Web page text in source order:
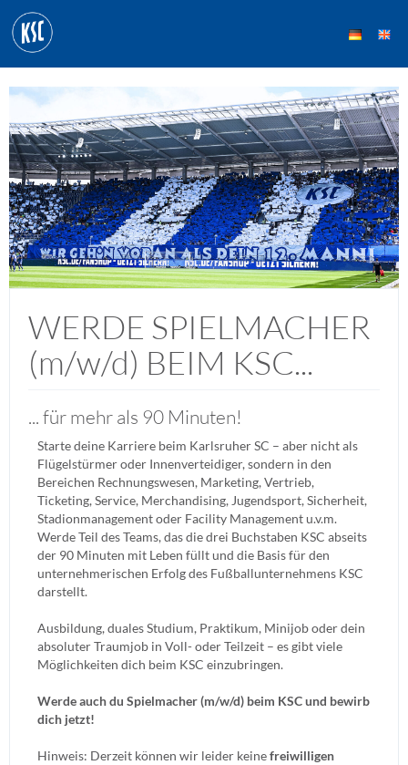
WERDE SPIELMACHER
(m/w/d) BEIM KSC...
... für mehr als 90 Minuten!
Starte deine Karriere beim Karlsruher SC – aber nicht als
Flügelstürmer oder Innenverteidiger, sondern in den
Bereichen Rechnungswesen, Marketing, Vertrieb,
Ticketing, Service, Merchandising, Jugendsport, Sicherheit,
Stadionmanagement oder Facility Management u.v.m.
Werde Teil des Teams, das die drei Buchstaben KSC abseits
der 90 Minuten mit Leben füllt und die Basis für den
unternehmerischen Erfolg des Fußballunternehmens KSC
darstellt.
Ausbildung, duales Studium, Praktikum, Minijob oder dein
absoluter Traumjob in Voll- oder Teilzeit – es gibt viele
Möglichkeiten dich beim KSC einzubringen.
Werde auch du Spielmacher (m/w/d) beim KSC und bewirb
dich jetzt!
Hinweis: Derzeit können wir leider keinefreiwilligen